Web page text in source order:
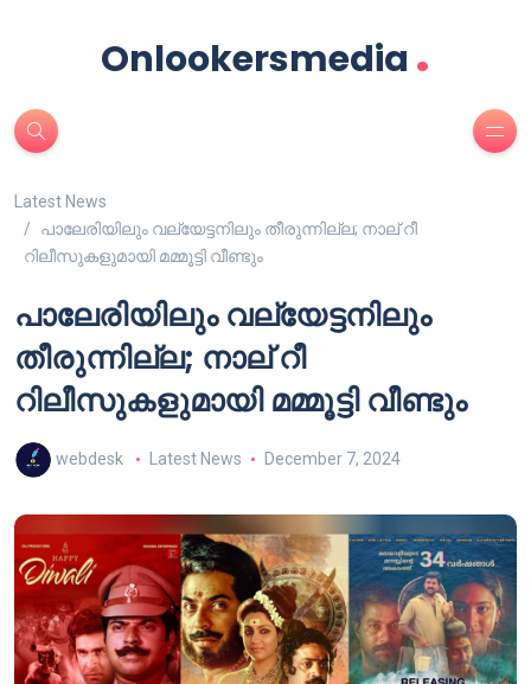
Onlookersmedia .
Latest News
പാലേരിയിലും വല്യേട്ടനിലും തീരുന്നില്ല; നാല് റീ
റിലീസുകളുമായി മമ്മൂട്ടി വീണ്ടും
പാലേരിയിലും വല്യേട്ടനിലും
തീരുന്നില്ല; നാല് റീ
റിലീസുകളുമായി മമ്മൂട്ടി വീണ്ടും
webdesk Latest News December 7, 2024